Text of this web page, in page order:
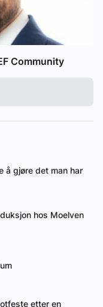
Community
å gjøre det man har
hos Moelven
etter en